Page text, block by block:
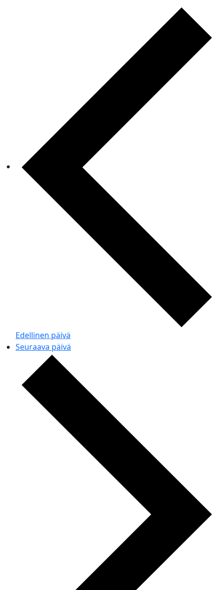
Edellinen päivä
Seuraava päivä